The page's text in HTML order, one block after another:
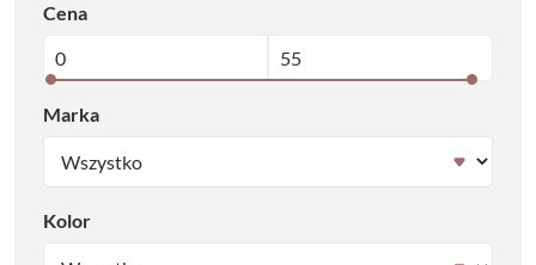
Cena
Marka
Kolor